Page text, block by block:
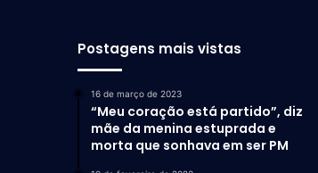
Postagens mais vistas
16 de março de 2023
“Meu coração está partido”, diz
mãe da menina estuprada e
morta que sonhava em ser PM